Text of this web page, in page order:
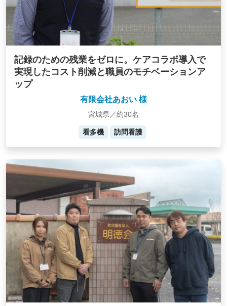
記録のための残業をゼロに。ケアコラボ導入で
実現したコスト削減と職員のモチベーションア
ップ
有限会社あおい 様
宮城県／約30名
看多機 訪問看護